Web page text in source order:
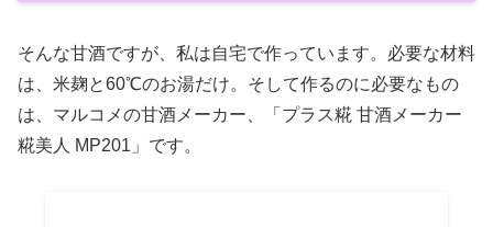
そんな甘酒ですが、私は自宅で作っています。必要な材料
は、米麹と60℃のお湯だけ。そして作るのに必要なもの
は、マルコメの甘酒メーカー、「プラス糀 甘酒メーカー
糀美人 MP201」です。